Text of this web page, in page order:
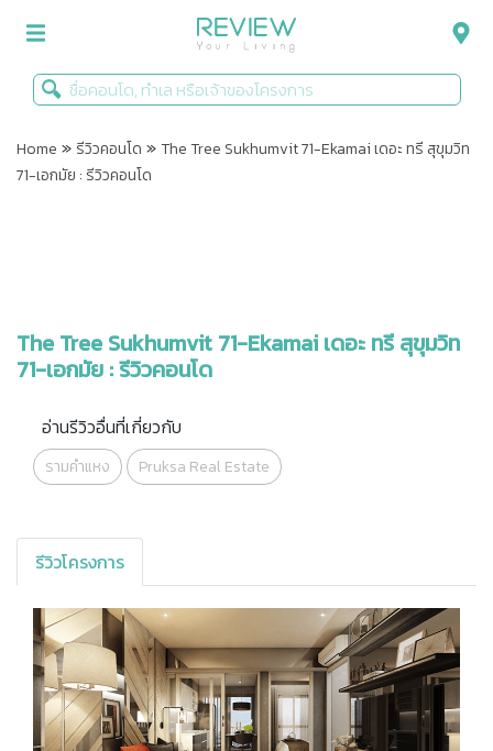
รีวิวคอนโด
Infographic
ข่าวโปรโมชั่น
Home » รีวิวคอนโด »The Tree Sukhumvit 71-Ekamai เดอะ ทรี สุขุมวิท
71-เอกมัย : รีวิวคอนโด
The Tree Sukhumvit 71-Ekamai เดอะ ทรี สุขุมวิท
71-เอกมัย : รีวิวคอนโด
อ่านรีวิวอื่นที่เกี่ยวกับ
รามคำแหง Pruksa Real Estate
รีวิวโครงการ